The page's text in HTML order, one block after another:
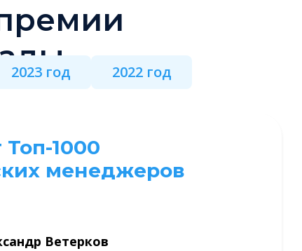
2023 год 2022 год
1000
менеджеров
Ветерков